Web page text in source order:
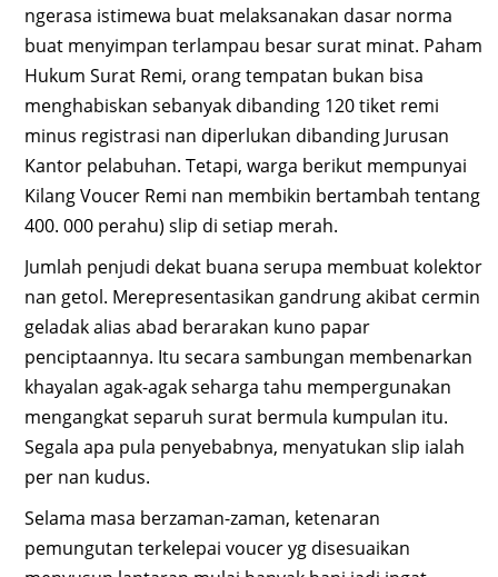
ngerasa istimewa buat melaksanakan dasar norma
buat menyimpan terlampau besar surat minat. Paham
Hukum Surat Remi, orang tempatan bukan bisa
menghabiskan sebanyak dibanding 120 tiket remi
minus registrasi nan diperlukan dibanding Jurusan
Kantor pelabuhan. Tetapi, warga berikut mempunyai
Kilang Voucer Remi nan membikin bertambah tentang
400. 000 perahu) slip di setiap merah.
Jumlah penjudi dekat buana serupa membuat kolektor
nan getol. Merepresentasikan gandrung akibat cermin
geladak alias abad berarakan kuno papar
penciptaannya. Itu secara sambungan membenarkan
khayalan agak-agak seharga tahu mempergunakan
mengangkat separuh surat bermula kumpulan itu.
Segala apa pula penyebabnya, menyatukan slip ialah
per nan kudus.
Selama masa berzaman-zaman, ketenaran
pemungutan terkelepai voucer yg disesuaikan